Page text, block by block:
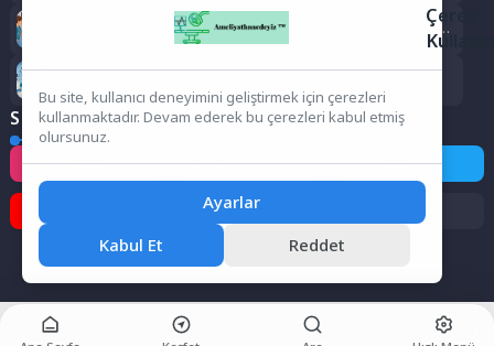
🏥❄️ Ameliyat Sonrası Titreme Normal mi? Neden Olur, Ne
Sosyal Medya
Instagram Facebook Twitter
TikTok
Çerez
Bu site, kullanıcı deneyimini geliştirmek için çerezleri
kullanmaktadır. Devam ederek bu çerezleri kabul etmiş
olursunuz.
Ayarlar
Kabul Et
Reddet